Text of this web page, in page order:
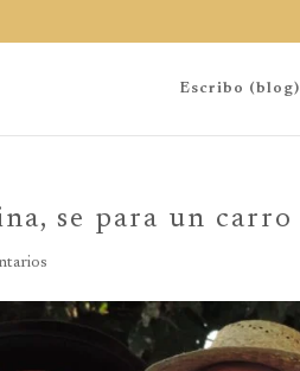
Escribo (blog)
se para un carro